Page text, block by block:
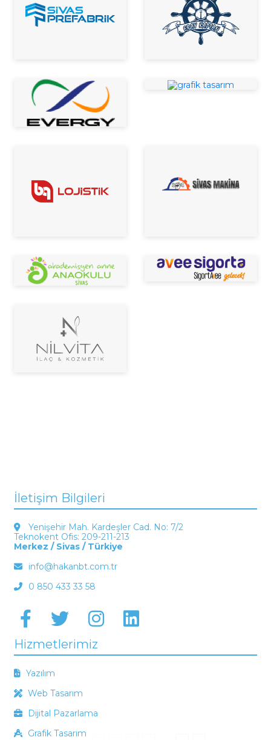
İletişim Bilgileri
Yenişehir Mah. Kardeşler Cad. No: 7/2
Teknokent Ofis: 209-211-213
Merkez / Sivas / Türkiye
info@hakanbt.com.tr
0 850 433 33 58
Hizmetlerimiz
Yazılım
Web Tasarım
Dijital Pazarlama
Grafik Tasarım